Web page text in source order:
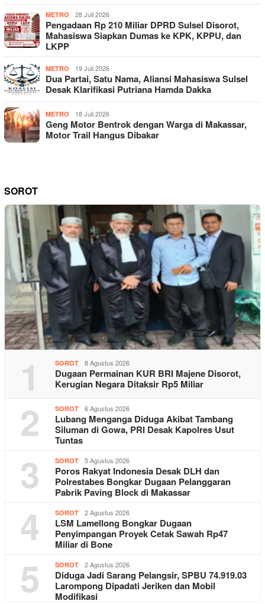
METRO 28 Juli 2026
Pengadaan Rp 210 Miliar DPRD Sulsel Disorot,
Mahasiswa Siapkan Dumas ke KPK, KPPU, dan
LKPP
METRO 19 Juli 2026
Dua Partai, Satu Nama, Aliansi Mahasiswa Sulsel
Desak Klarifikasi Putriana Hamda Dakka
METRO 18 Juli 2026
Geng Motor Bentrok dengan Warga di Makassar,
Motor Trail Hangus Dibakar
SOROT
1 SOROT 8 Agustus 2026
Dugaan Permainan KUR BRI Majene Disorot,
Kerugian Negara Ditaksir Rp5 Miliar
2 SOROT 6 Agustus 2026
Lubang Menganga Diduga Akibat Tambang
Siluman di Gowa, PRI Desak Kapolres Usut
Tuntas
3 SOROT 5 Agustus 2026
Poros Rakyat Indonesia Desak DLH dan
Polrestabes Bongkar Dugaan Pelanggaran
Pabrik Paving Block di Makassar
4 SOROT 2 Agustus 2026
LSM Lamellong Bongkar Dugaan
Penyimpangan Proyek Cetak Sawah Rp47
Miliar di Bone
5 SOROT 2 Agustus 2026
Diduga Jadi Sarang Pelangsir, SPBU 74.919.03
Larompong Dipadati Jeriken dan Mobil
Modifikasi